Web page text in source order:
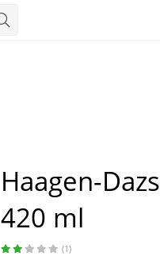
Haagen-
420 ml
(1)